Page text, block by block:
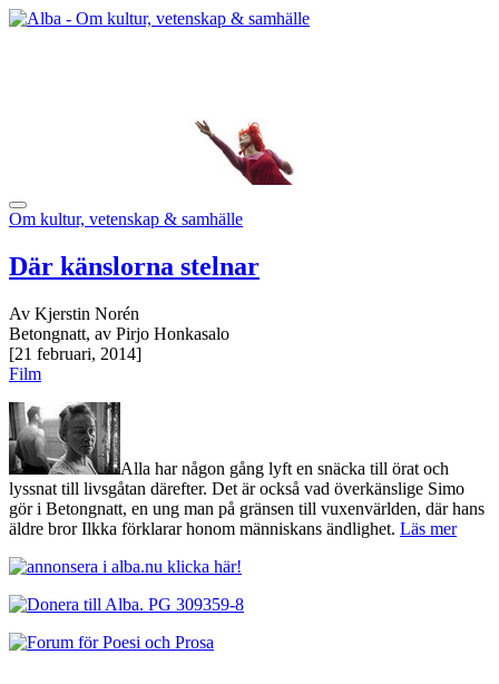
Om kultur, vetenskap & samhälle
Där känslorna stelnar
Av Kjerstin Norén
Betongnatt, av Pirjo Honkasalo
[21 februari, 2014]
Film
Alla har någon gång lyft en snäcka till örat och
lyssnat till livsgåtan därefter. Det är också vad överkänslige Simo
gör i Betongnatt, en ung man på gränsen till vuxenvärlden, där hans
äldre bror Ilkka förklarar honom människans ändlighet. Läs mer